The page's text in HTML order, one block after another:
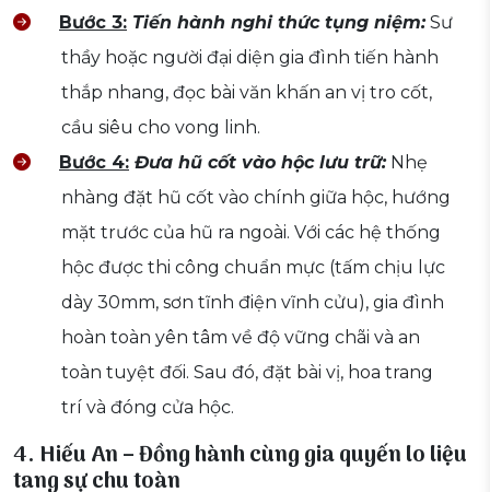
Bước 3: Tiến hành nghi thức tụng niệm:Sư
thầy hoặc người đại diện gia đình tiến hành
thắp nhang, đọc bài văn khấn an vị tro cốt,
cầu siêu cho vong linh.
Bước 4: Đưa hũ cốt vào hộc lưu trữ:Nhẹ
nhàng đặt hũ cốt vào chính giữa hộc, hướng
mặt trước của hũ ra ngoài. Với các hệ thống
hộc được thi công chuẩn mực (tấm chịu lực
dày 30mm, sơn tĩnh điện vĩnh cửu), gia đình
hoàn toàn yên tâm về độ vững chãi và an
toàn tuyệt đối. Sau đó, đặt bài vị, hoa trang
trí và đóng cửa hộc.
4. Hiếu An – Đồng hành cùng gia quyến lo liệu
tang sự chu toàn